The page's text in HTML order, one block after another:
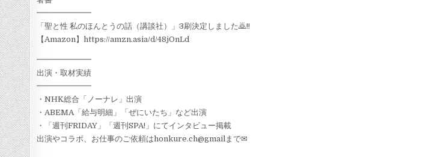
━━━━━━━
「聖と性 私のほんとうの話（講談社）」3刷決定しました🙇!!
【Amazon】https://amzn.asia/d/48jOnLd
━━━━━━━
出演・取材実績
━━━━━━━
・NHK総合「ノーナレ」出演
・ABEMA「給与明細」「ぜにいたち」など出演
・「週刊FRIDAY」「週刊SPA!」にてインタビュー掲載
出演やコラボ、お仕事のご依頼はhonkure.ch@gmailまで✉